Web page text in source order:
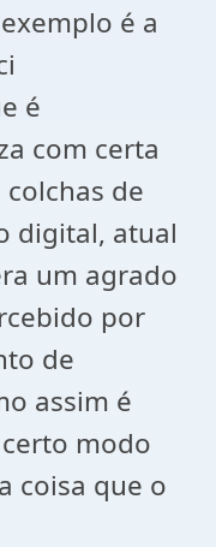
é a
é
com certa
de
digital, atual
um agrado
por
de
assim é
modo
coisa que o